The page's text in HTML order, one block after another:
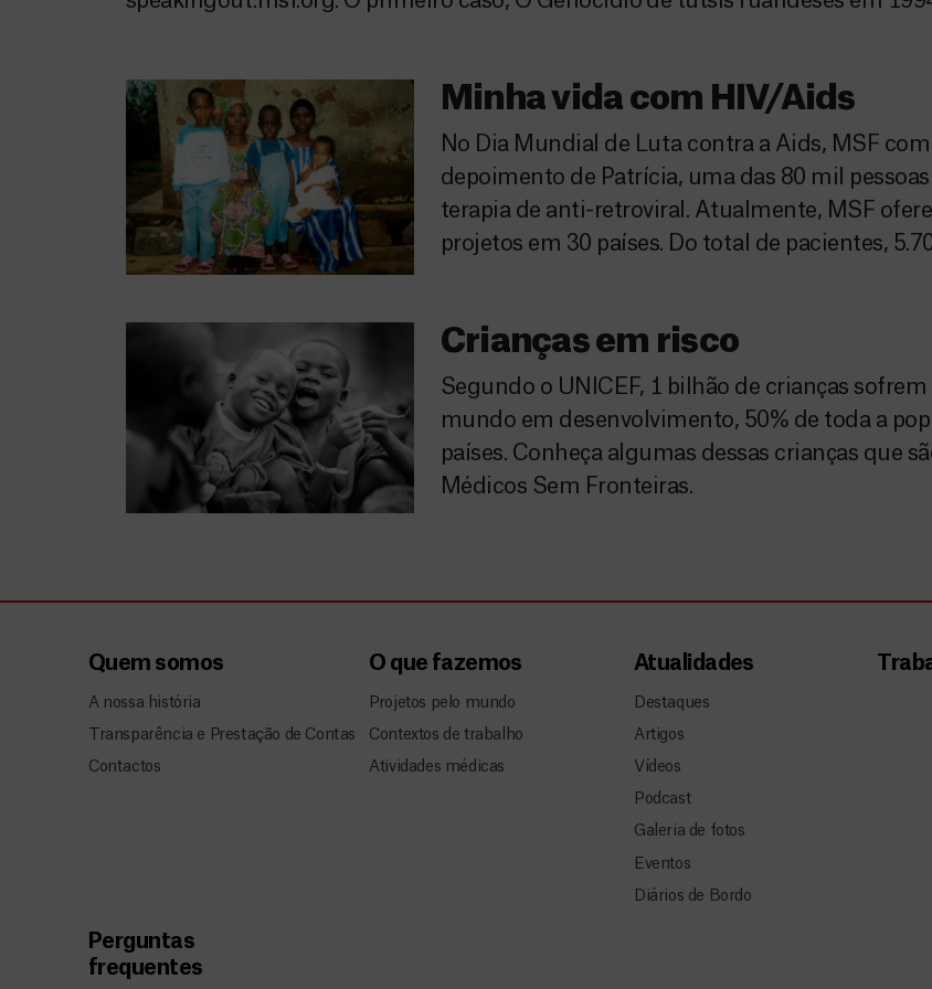
Minha vida com HIV/Aids
No Dia Mundial de Luta contra a Aids, MSF
depoimento de Patrícia, uma das 80 mil
terapia de anti-retroviral. Atualmente, MSF
projetos em 30 países. Do total de pacientes,
Crianças em risco
Segundo o UNICEF, 1 bilhão de crianças
mundo em desenvolvimento, 50% de toda a
países. Conheça algumas dessas crianças que
Médicos Sem Fronteiras.
Quem somos
A nossa história
Transparência e Prestação de Contas
Contactos
O que fazemos
Projetos pelo mundo
Contextos de trabalho
Atividades médicas
Atualidades
Destaques
Artigos
Vídeos
Podcast
Galeria de fotos
Eventos
Diários de Bordo
Perguntas
frequentes